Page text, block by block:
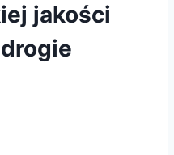
jakości